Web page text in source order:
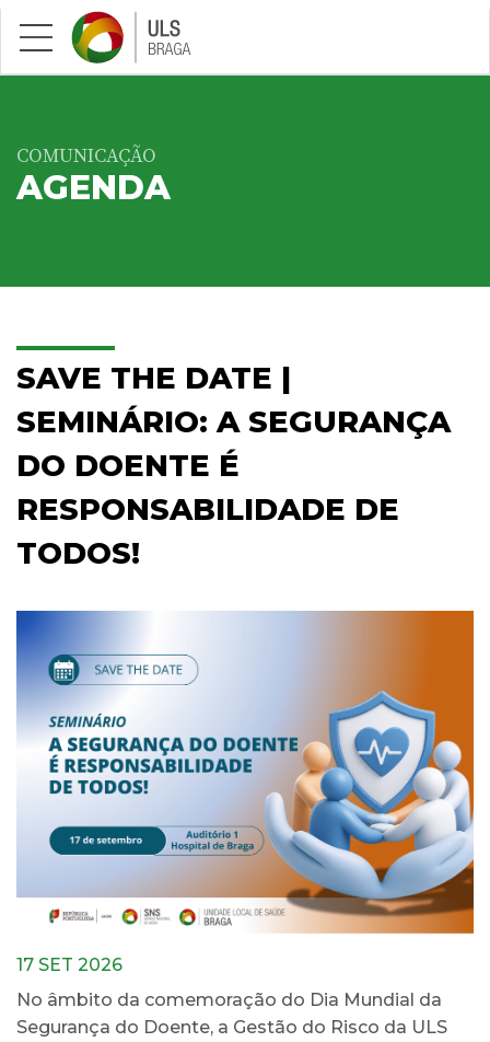
Saltar para conteúdo principal
COMUNICAÇÃO
AGENDA
SAVE THE DATE |
SEMINÁRIO: A SEGURANÇA
DO DOENTE É
RESPONSABILIDADE DE
TODOS!
17 SET 2026
No âmbito da comemoração do Dia Mundial da
Segurança do Doente, a Gestão do Risco da ULS